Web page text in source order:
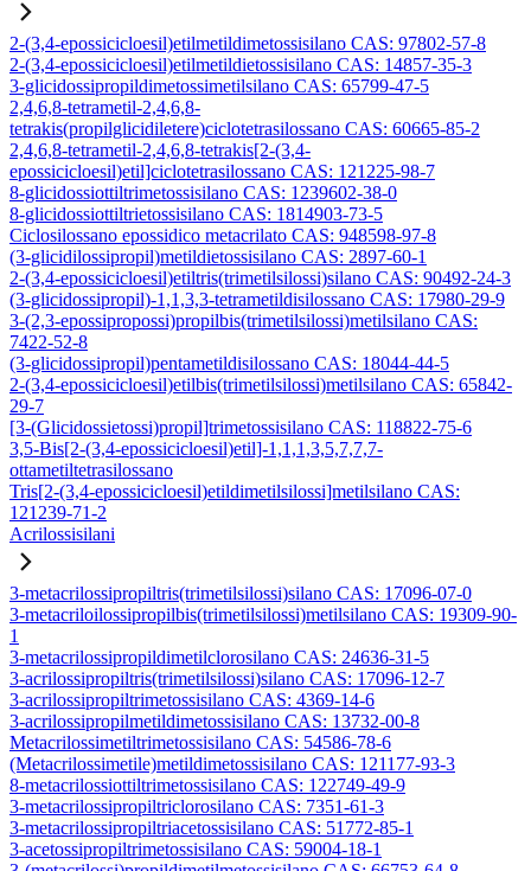
2-(3,4-epossicicloesil)etilmetildimetossisilano CAS: 97802-57-8
2-(3,4-epossicicloesil)etilmetildietossisilano CAS: 14857-35-3
3-glicidossipropildimetossimetilsilano CAS: 65799-47-5
2,4,6,8-tetrametil-2,4,6,8-
tetrakis(propilglicidiletere)ciclotetrasilossano CAS: 60665-85-2
2,4,6,8-tetrametil-2,4,6,8-tetrakis[2-(3,4-
epossicicloesil)etil]ciclotetrasilossano CAS: 121225-98-7
8-glicidossiottiltrimetossisilano CAS: 1239602-38-0
8-glicidossiottiltrietossisilano CAS: 1814903-73-5
Ciclosilossano epossidico metacrilato CAS: 948598-97-8
(3-glicidilossipropil)metildietossisilano CAS: 2897-60-1
2-(3,4-epossicicloesil)etiltris(trimetilsilossi)silano CAS: 90492-24-3
(3-glicidossipropil)-1,1,3,3-tetrametildisilossano CAS: 17980-29-9
3-(2,3-epossipropossi)propilbis(trimetilsilossi)metilsilano CAS:
7422-52-8
(3-glicidossipropil)pentametildisilossano CAS: 18044-44-5
2-(3,4-epossicicloesil)etilbis(trimetilsilossi)metilsilano CAS: 65842-
29-7
[3-(Glicidossietossi)propil]trimetossisilano CAS: 118822-75-6
3,5-Bis[2-(3,4-epossicicloesil)etil]-1,1,1,3,5,7,7,7-
ottametiltetrasilossano
Tris[2-(3,4-epossicicloesil)etildimetilsilossi]metilsilano CAS:
121239-71-2
Acrilossisilani
3-metacrilossipropiltris(trimetilsilossi)silano CAS: 17096-07-0
3-metacriloilossipropilbis(trimetilsilossi)metilsilano CAS: 19309-90-
1
3-metacrilossipropildimetilclorosilano CAS: 24636-31-5
3-acrilossipropiltris(trimetilsilossi)silano CAS: 17096-12-7
3-acrilossipropiltrimetossisilano CAS: 4369-14-6
3-acrilossipropilmetildimetossisilano CAS: 13732-00-8
Metacrilossimetiltrimetossisilano CAS: 54586-78-6
(Metacrilossimetile)metildimetossisilano CAS: 121177-93-3
8-metacrilossiottiltrimetossisilano CAS: 122749-49-9
3-metacrilossipropiltriclorosilano CAS: 7351-61-3
3-metacrilossipropiltriacetossisilano CAS: 51772-85-1
3-acetossipropiltrimetossisilano CAS: 59004-18-1